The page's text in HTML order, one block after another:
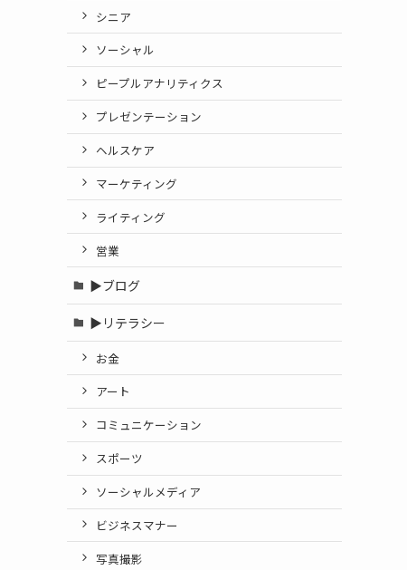
シニア
ソーシャル
ピープルアナリティクス
プレゼンテーション
ヘルスケア
マーケティング
ライティング
営業
▶ブログ
▶リテラシー
お金
アート
コミュニケーション
スポーツ
ソーシャルメディア
ビジネスマナー
写真撮影